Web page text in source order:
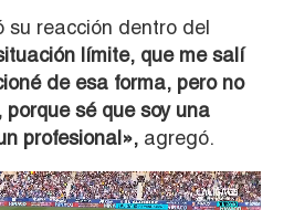
su reacción dentro del
límite, que me salí
de esa forma, pero no
sé que soy una
profesional», agregó.